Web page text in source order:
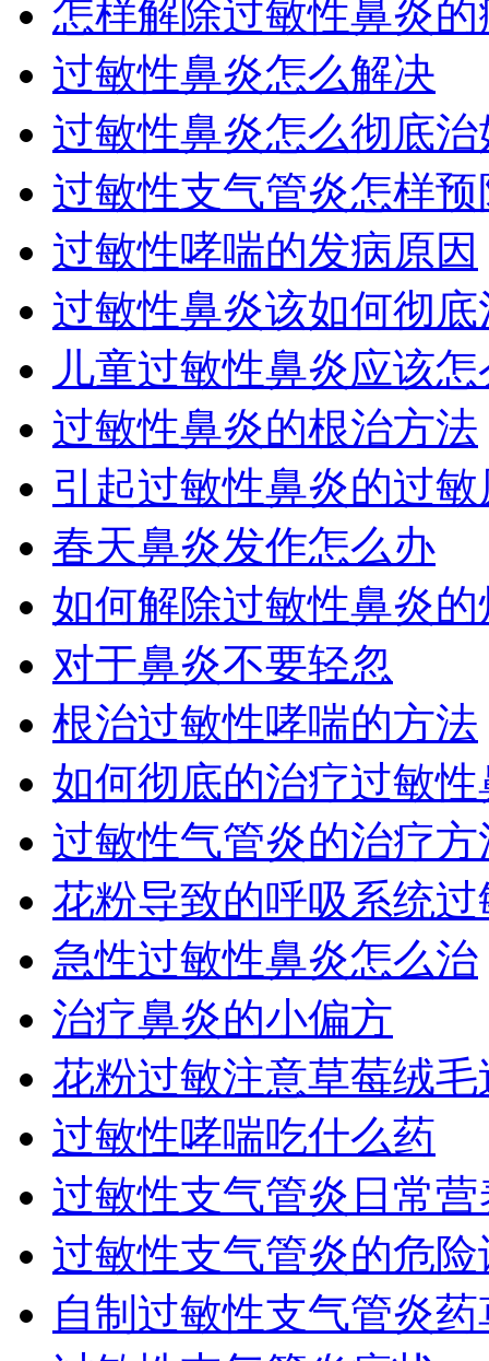
怎样解除过敏性鼻炎的
过敏性鼻炎怎么解决
过敏性鼻炎怎么彻底治
过敏性支气管炎怎样预
过敏性哮喘的发病原因
过敏性鼻炎该如何彻底
儿童过敏性鼻炎应该
过敏性鼻炎的根治方法
引起过敏性鼻炎的过
春天鼻炎发作怎么办
如何解除过敏性鼻炎的
对于鼻炎不要轻忽
根治过敏性哮喘的方法
如何彻底的治疗过敏性
过敏性气管炎的治疗方
花粉导致的呼吸系统过
急性过敏性鼻炎怎么治
治疗鼻炎的小偏方
花粉过敏注意草莓绒毛
过敏性哮喘吃什么药
过敏性支气管炎日常营
过敏性支气管炎的危险
自制过敏性支气管炎